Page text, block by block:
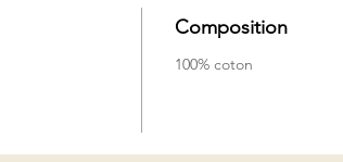
Composition
100% coton